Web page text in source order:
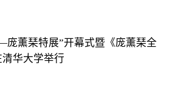
薰琹特展”开幕式暨《庞薰琹全
华大学举行